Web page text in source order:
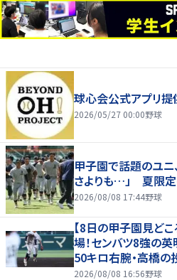
球心会公式アプリ提
2026/05/27 00:00野球
甲子園で話題のユニ
さよりも…」 夏限定
2026/08/08 17:44野球
【8日の甲子園見ど
場！センバツ8強の
50キロ右腕・高橋
2026/08/08 16:56野球